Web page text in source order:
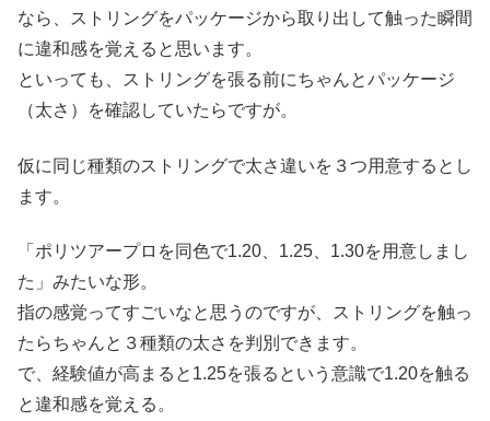
なら、ストリングをパッケージから取り出して触った瞬間
に違和感を覚えると思います。
といっても、ストリングを張る前にちゃんとパッケージ
（太さ）を確認していたらですが。
仮に同じ種類のストリングで太さ違いを３つ用意するとし
ます。
「ポリツアープロを同色で1.20、1.25、1.30を用意しまし
た」みたいな形。
指の感覚ってすごいなと思うのですが、ストリングを触っ
たらちゃんと３種類の太さを判別できます。
で、経験値が高まると1.25を張るという意識で1.20を触る
と違和感を覚える。